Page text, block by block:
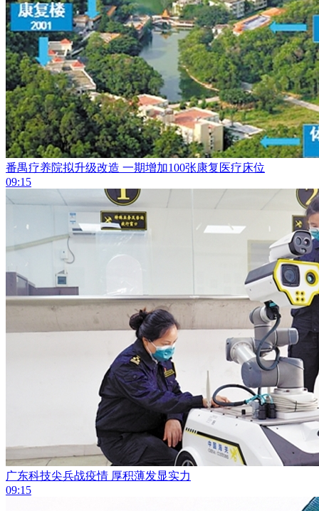
番禺疗养院拟升级改造 一期增加100张康复医疗床位
09:15
广东科技尖兵战疫情 厚积薄发显实力
09:15